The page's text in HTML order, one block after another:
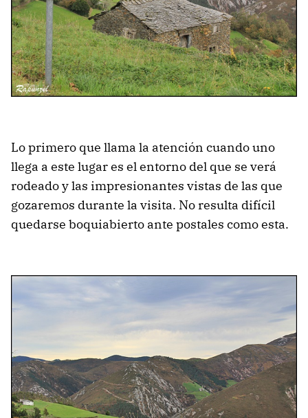
Lo primero que llama la atención cuando uno
llega a este lugar es el entorno del que se verá
rodeado y las impresionantes vistas de las que
gozaremos durante la visita. No resulta difícil
quedarse boquiabierto ante postales como esta.